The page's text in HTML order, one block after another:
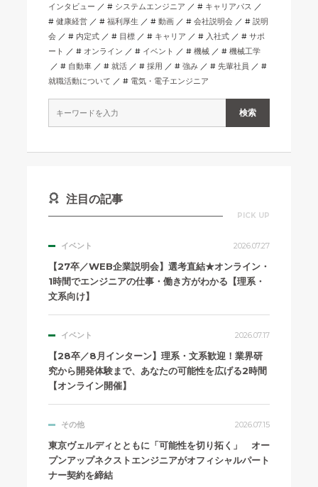
インタビュー
システムエンジニア
キャリアパス
健康経営
福利厚生 動画 会社説明会
説明
会
内定式 目標 キャリア 入社式
サポ
ート
オンライン イベント 機械
機械工学
自動車
就活 採用 強み
先輩社員
就職活動について
電気・電子エンジニア
注目の記事
PICK UP
イベント 2026.07.27
【27卒／WEB企業説明会】選考直結★オンライン・
1時間でエンジニアの仕事・働き方がわかる【理系・
文系向け】
イベント 2026.07.17
【28卒／8月インターン】理系・文系歓迎！業界研
究から開発体験まで、あなたの可能性を広げる2時間
【オンライン開催】
その他 2026.07.15
東京ヴェルディとともに「可能性を切り拓く」 オー
プンアップネクストエンジニアがオフィシャルパート
ナー契約を締結